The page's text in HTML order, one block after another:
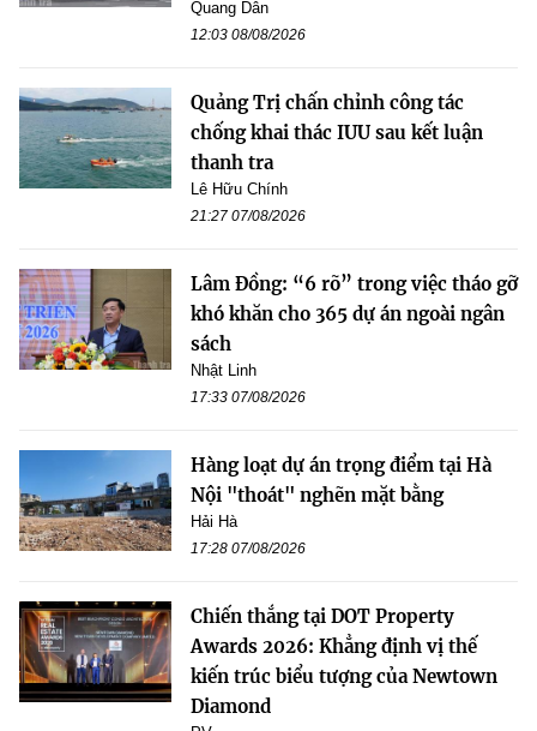
Quang Dân
12:03 08/08/2026
Quảng Trị chấn chỉnh công tác
chống khai thác IUU sau kết luận
thanh tra
Lê Hữu Chính
21:27 07/08/2026
Lâm Đồng: “6 rõ” trong việc tháo gỡ
khó khăn cho 365 dự án ngoài ngân
sách
Nhật Linh
17:33 07/08/2026
Hàng loạt dự án trọng điểm tại Hà
Nội "thoát" nghẽn mặt bằng
Hải Hà
17:28 07/08/2026
Chiến thắng tại DOT Property
Awards 2026: Khẳng định vị thế
kiến trúc biểu tượng của Newtown
Diamond